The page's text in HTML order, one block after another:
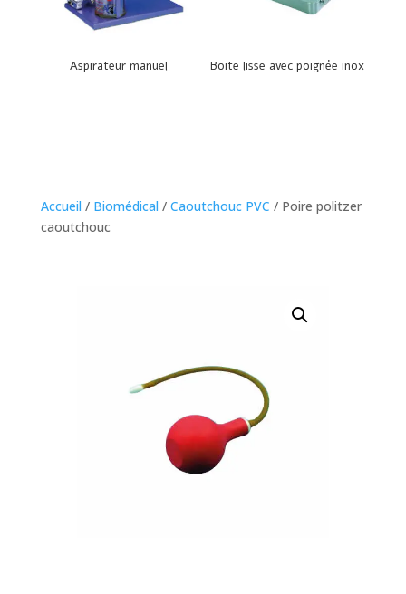
Aspirateur manuel Boite lisse avec poignée inox
Accueil / Biomédical / Caoutchouc PVC / Poire politzer
caoutchouc